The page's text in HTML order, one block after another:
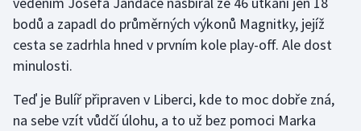
bodů a zapadl do průměrných výkonů Magnitky, jejíž
cesta se zadrhla hned v prvním kole play-off. Ale dost
minulosti.
Teď je Bulíř připraven v Liberci, kde to moc dobře zná,
na sebe vzít vůdčí úlohu, a to už bez pomoci Marka